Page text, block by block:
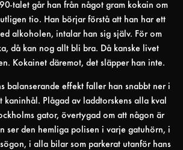
talet går han från något gram kokain om
tio. Han börjar förstå att han har ett
alkoholen, intalar han sig själv. För om
då kan nog allt bli bra. Då kanske livet
Kokainet däremot, det släpper han inte.
balanserande effekt faller han snabbt ner i
kaninhål. Plågad av laddtorskens alla kval
gator, övertygad om att någon är
ser den hemliga polisen i varje gatuhörn, i
i alla bilar som parkerat utanför hans